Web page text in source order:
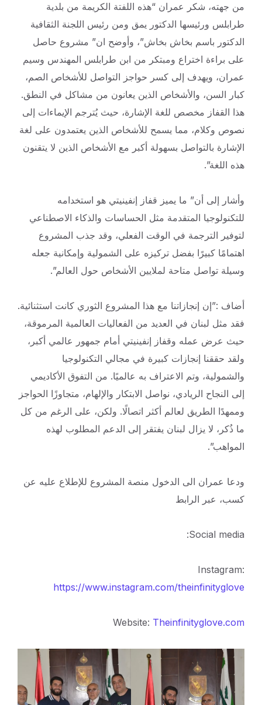
من جهته، شكر عمران “هذه اللفتة الكريمة من بلدية
طرابلس ورئيسها الدكتور يمق ومن رئيس اللجنة الثقافية
الدكتور باسم بخاش بخاش”، وأوضح ان” مشروع حاصل
على براءة اختراع ومبتكر من ابن طرابلس المهندس وسيم
عمران، ويهدف إلى كسر حواجز التواصل للأشخاص الصم،
كبار السن، والأشخاص الذين يعانون من مشاكل في النطق.
هذا القفاز مخصص للغة الإشارة، حيث يُترجم الإيماءات إلى
نصوص وكلام، مما يسمح للأشخاص الذين يعتمدون على لغة
الإشارة بالتواصل بسهولة أكبر مع الأشخاص الذين لا يتقنون
هذه اللغة”.
وأشار إلى أن” ما يميز قفاز إنفينيتي هو استخدامه
للتكنولوجيا المتقدمة مثل الحساسات والذكاء الاصطناعي
لتوفير الترجمة في الوقت الفعلي، وقد جذب المشروع
اهتمامًا كبيرًا بفضل تركيزه على الشمولية وإمكانية جعله
وسيلة تواصل متاحة لملايين الأشخاص حول العالم”.
أضاف :”إن إنجازاتنا مع هذا المشروع الثوري كانت استثنائية.
فقد مثل لبنان في العديد من الفعاليات العالمية المرموقة،
حيث عرض عمله وقفاز إنفينيتي أمام جمهور عالمي أكبر،
ولقد حققنا إنجازات كبيرة في مجالي التكنولوجيا
والشمولية، وتم الاعتراف به عالميًا. من التفوق الأكاديمي
إلى النجاح الريادي، نواصل الابتكار والإلهام، متجاوزًا الحواجز
وممهدًا الطريق لعالم أكثر اتصالًا. ولكن، على الرغم من كل
ما ذُكر، لا يزال لبنان يفتقر إلى الدعم المطلوب لهذه
المواهب”.
ودعا عمران الى الدخول منصة المشروع للإطلاع عليه عن
كسب، عبر الرابط
Social media:
Instagram:
https://www.instagram.com/theinfinityglove
Website: Theinfinityglove.com